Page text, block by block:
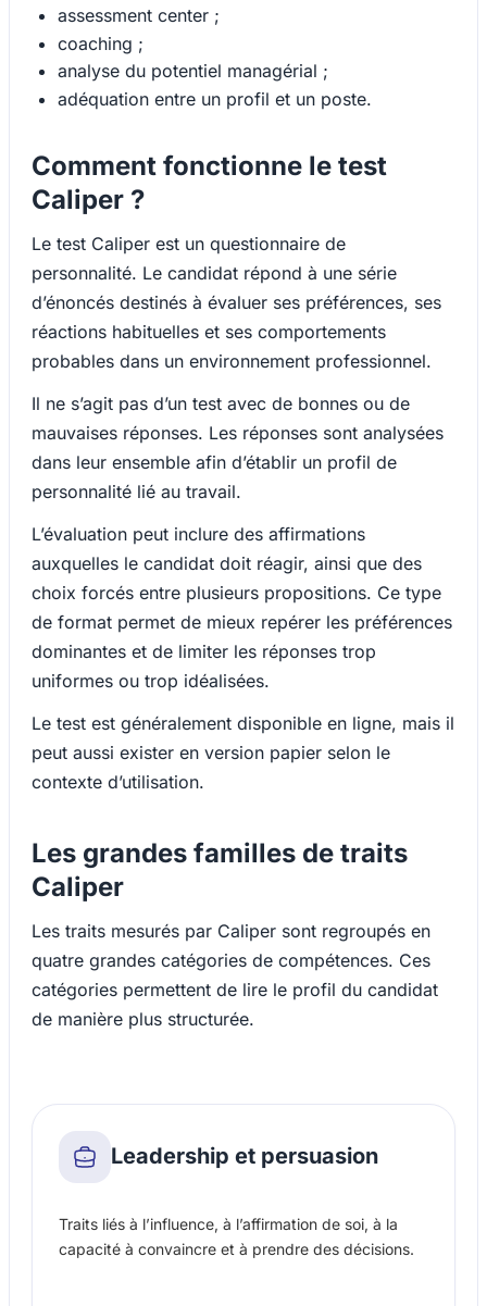
assessment center ;
coaching ;
analyse du potentiel managérial ;
adéquation entre un profil et un poste.
Comment fonctionne le test
Caliper ?
Le test Caliper est un questionnaire de
personnalité. Le candidat répond à une série
d’énoncés destinés à évaluer ses préférences, ses
réactions habituelles et ses comportements
probables dans un environnement professionnel.
Il ne s’agit pas d’un test avec de bonnes ou de
mauvaises réponses. Les réponses sont analysées
dans leur ensemble afin d’établir un profil de
personnalité lié au travail.
L’évaluation peut inclure des affirmations
auxquelles le candidat doit réagir, ainsi que des
choix forcés entre plusieurs propositions. Ce type
de format permet de mieux repérer les préférences
dominantes et de limiter les réponses trop
uniformes ou trop idéalisées.
Le test est généralement disponible en ligne, mais il
peut aussi exister en version papier selon le
contexte d’utilisation.
Les grandes familles de traits
Caliper
Les traits mesurés par Caliper sont regroupés en
quatre grandes catégories de compétences. Ces
catégories permettent de lire le profil du candidat
de manière plus structurée.
Leadership et persuasion
Traits liés à l’influence, à l’affirmation de soi, à la
capacité à convaincre et à prendre des décisions.